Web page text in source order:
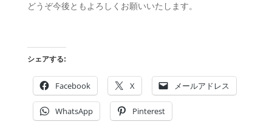
どうぞ今後ともよろしくお願いいたします。
シェアする:
Facebook X メールアドレス
WhatsApp Pinterest